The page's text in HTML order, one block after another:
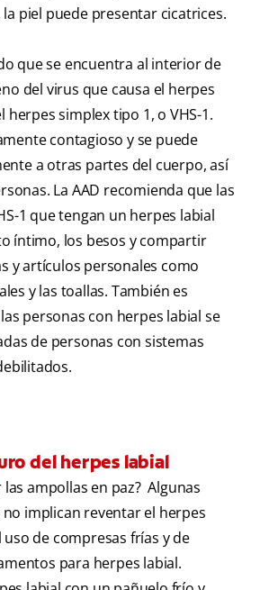
piel puede presentar cicatrices.
que se encuentra al interior de
del virus que causa el herpes
herpes simplex tipo 1, o VHS-1.
contagioso y se puede
a otras partes del cuerpo, así
La AAD recomienda que las
1 que tengan un herpes labial
íntimo, los besos y compartir
y artículos personales como
y las toallas. También es
personas con herpes labial se
de personas con sistemas
del herpes labial
ampollas en paz? Algunas
implican reventar el herpes
de compresas frías y de
para herpes labial.